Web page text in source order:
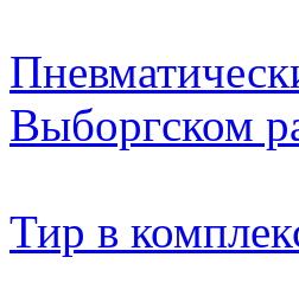
Выборгском
Тир в